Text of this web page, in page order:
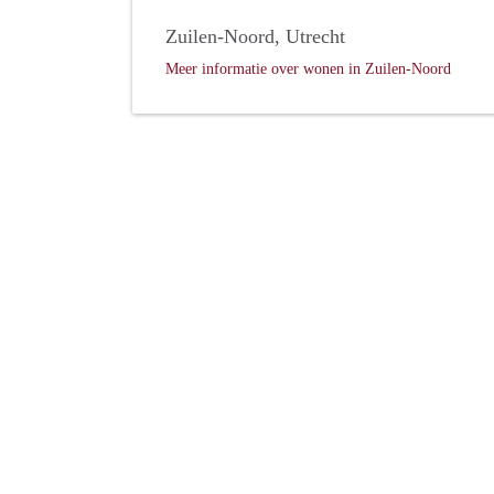
Zuilen-Noord, Utrecht
Meer informatie over wonen in Zuilen-Noord